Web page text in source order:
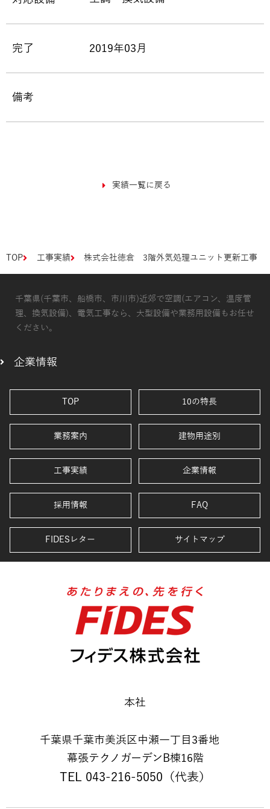
完了 2019年03月
備考
実績一覧に戻る
TOP 工事実績 株式会社徳倉 3階外気処理ユニット更新工事
千葉県(千葉市、船橋市、市川市)近郊で空調(エアコン、温度管
理、換気設備)、電気工事なら、大型設備や業務用設備もお任せ
ください。
企業情報
TOP 10の特長
業務案内 建物用途別
工事実績 企業情報
採用情報 FAQ
FIDESレター サイトマップ
本社
千葉県千葉市美浜区中瀬一丁目3番地
幕張テクノガーデンB棟16階
TEL 043-216-5050（代表）